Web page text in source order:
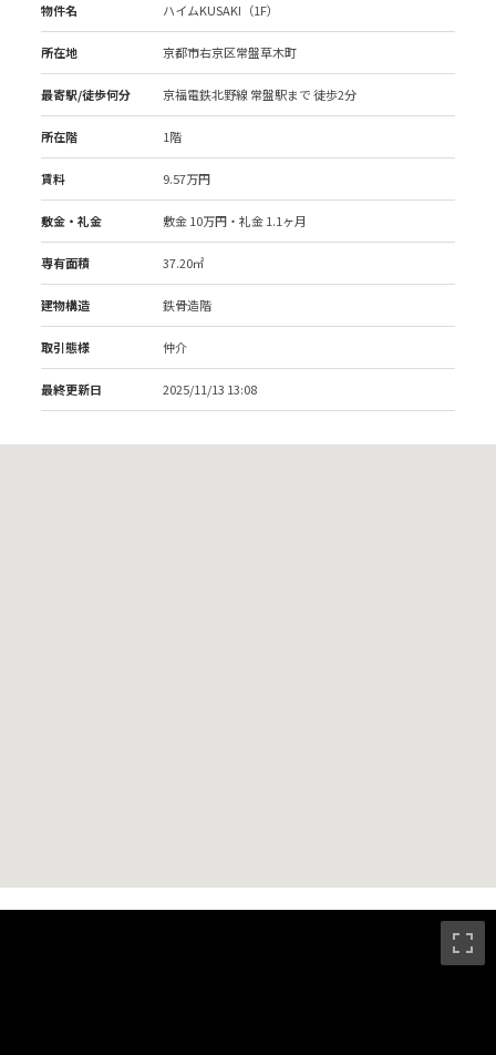
物件名 ハイムKUSAKI（1F）
所在地 京都市右京区常盤草木町
最寄駅/徒歩何分 京福電鉄北野線 常盤駅まで 徒歩2分
所在階 1階
賃料 9.57万円
敷金・礼金 敷金 10万円・礼金 1.1ヶ月
専有面積 37.20㎡
建物構造 鉄骨造階
取引態様 仲介
最終更新日 2025/11/13 13:08